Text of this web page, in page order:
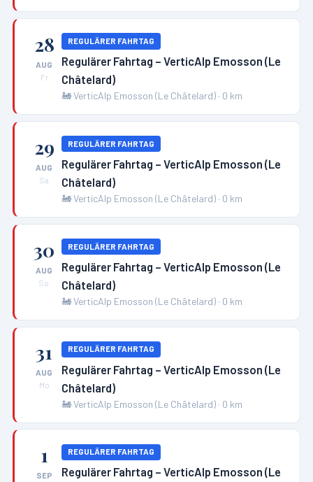
28
AUG
Fr
REGULÄRER FAHRTAG
Regulärer Fahrtag – VerticAlp Emosson (Le
Châtelard)
🚂VerticAlp Emosson (Le Châtelard) · 0 km
29
AUG
Sa
REGULÄRER FAHRTAG
Regulärer Fahrtag – VerticAlp Emosson (Le
Châtelard)
🚂VerticAlp Emosson (Le Châtelard) · 0 km
30
AUG
So
REGULÄRER FAHRTAG
Regulärer Fahrtag – VerticAlp Emosson (Le
Châtelard)
🚂VerticAlp Emosson (Le Châtelard) · 0 km
31
AUG
Mo
REGULÄRER FAHRTAG
Regulärer Fahrtag – VerticAlp Emosson (Le
Châtelard)
🚂VerticAlp Emosson (Le Châtelard) · 0 km
1
SEP
REGULÄRER FAHRTAG
Regulärer Fahrtag – VerticAlp Emosson (Le